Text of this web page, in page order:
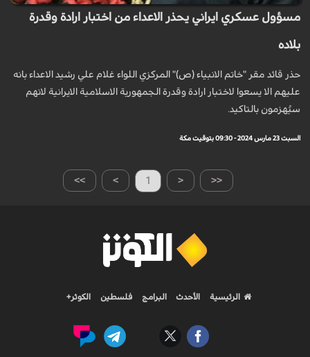
مسؤول عسكري ايراني يحذر الاعداء من اختبار ارادة وقدرة
بلاده
حذر قائد مقر "خاتم الانبياء (ص)" المركزي اللواء غلام علي رشيد الاعداء بانه
عليهم الا يسعوا لاختبار ارادة وقدرة الجمهورية الاسلامية الايرانية لانهم
سيُهزمون بالتاكيد.
السبت 23 مارس 2024 - 09:30 بتوقيت مكة
>> > 1 < <<
الرئيسية الأحدث البرامج فلسطين الكوثر+